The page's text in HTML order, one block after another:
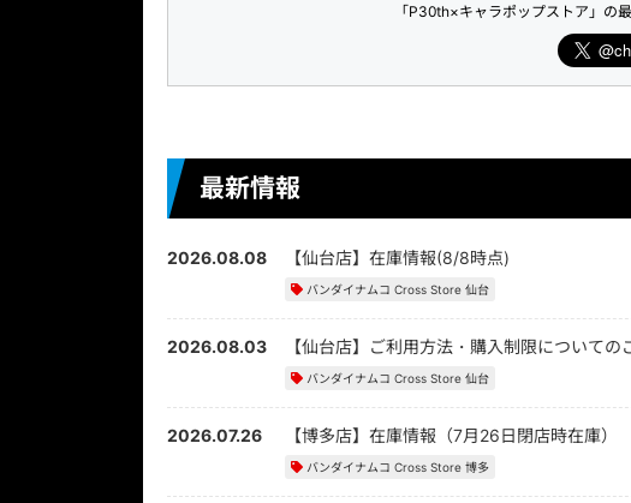
「P30th×キャラポップストア」の
最新情報
2026.08.08 【仙台店】在庫情報(8/8時点)
バンダイナムコ Cross Store 仙台
2026.08.03 【仙台店】ご利用方法・購入制限についての
バンダイナムコ Cross Store 仙台
2026.07.26 【博多店】在庫情報（7月26日閉店時在庫）
バンダイナムコ Cross Store 博多